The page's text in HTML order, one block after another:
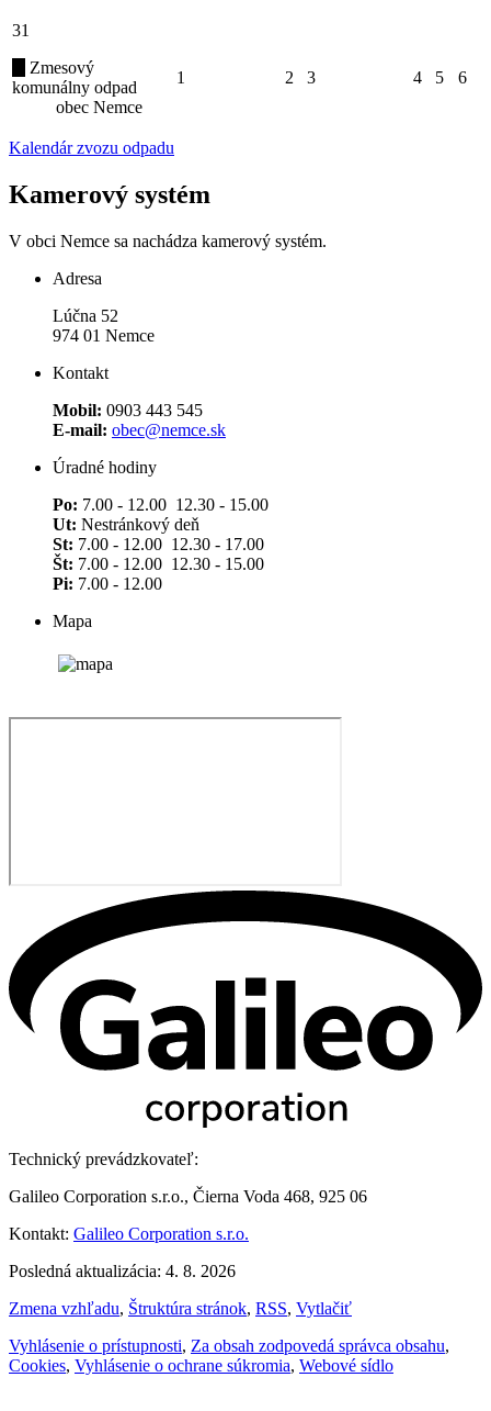
31
Zmesový
komunálny odpad
obec Nemce
1 2 3 4 5 6
Kalendár zvozu odpadu
Kamerový systém
V obci Nemce sa nachádza kamerový systém.
Adresa
Lúčna 52
974 01 Nemce
Kontakt
Mobil: 0903 443 545
E-mail: obec@nemce.sk
Úradné hodiny
Po: 7.00 - 12.00 12.30 - 15.00
Ut: Nestránkový deň
St: 7.00 - 12.00 12.30 - 17.00
Št: 7.00 - 12.00 12.30 - 15.00
Pi: 7.00 - 12.00
Mapa
Technický prevádzkovateľ:
Galileo Corporation s.r.o., Čierna Voda 468, 925 06
Kontakt: Galileo Corporation s.r.o.
Posledná aktualizácia: 4. 8. 2026
Zmena vzhľadu, Štruktúra stránok, RSS, Vytlačiť
Vyhlásenie o prístupnosti, Za obsah zodpovedá správca obsahu,
Cookies, Vyhlásenie o ochrane súkromia, Webové sídlo